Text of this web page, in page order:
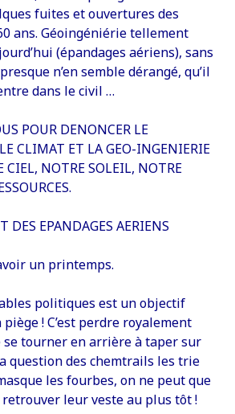
fuites et ouvertures des
ans. Géoingéniérie tellement
(épandages aériens), sans
n’en semble dérangé, qu’il
dans le civil …
POUR DENONCER LE
CLIMAT ET LA GEO-INGENIERIE
NOTRE SOLEIL, NOTRE
DES EPANDAGES AERIENS
un printemps.
politiques est un objectif
piège ! C’est perdre royalement
se tourner en arrière à taper sur
question des chemtrails les trie
les fourbes, on ne peut que
leur veste au plus tôt !